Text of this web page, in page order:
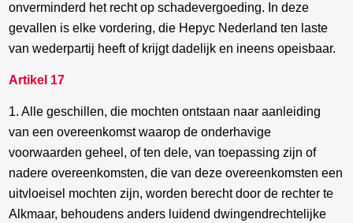
onverminderd het recht op schadevergoeding. In deze
gevallen is elke vordering, die Hepyc Nederland ten laste
van wederpartij heeft of krijgt dadelijk en ineens opeisbaar.
Artikel 17
1. Alle geschillen, die mochten ontstaan naar aanleiding
van een overeenkomst waarop de onderhavige
voorwaarden geheel, of ten dele, van toepassing zijn of
nadere overeenkomsten, die van deze overeenkomsten een
uitvloeisel mochten zijn, worden berecht door de rechter te
Alkmaar, behoudens anders luidend dwingendrechtelijke